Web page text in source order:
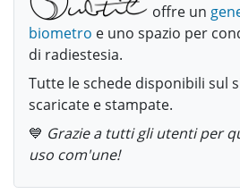
offre un
biometro e uno spazio per
di radiestesia.
Tutte le schede disponibili sul
scaricate e stampate.
💙 Grazie a tutti gli utenti per
uso com'une!